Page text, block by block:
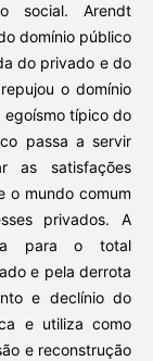
social. Arendt
domínio público
do privado e do
o domínio
típico do
passa a servir
as satisfações
o mundo comum
privados. A
para o total
e pela derrota
e declínio do
e utiliza como
e reconstrução